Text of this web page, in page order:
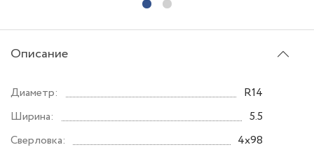
Описание
Диаметр:
R14
Ширина:
5.5
Сверловка:
4x98